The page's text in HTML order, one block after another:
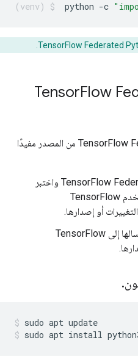
python -c
Flow
يعد إنشاء حزمة TensorFlow Federated Python من المصدر مفيدًا
قم بإجراء تغييرات على TensorFlow Federated واختبر
هذه التغييرات في مكون يستخدم TensorFlow
استخدم التغييرات التي تم إرسالها إلى TensorFlow
.
sudo apt update
sudo apt install